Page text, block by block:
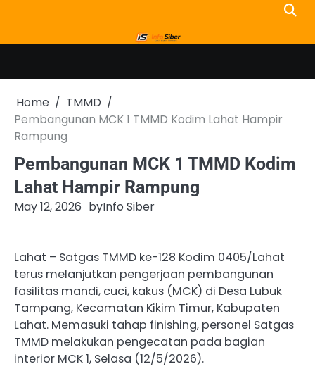
content
Home
TMMD
Pembangunan MCK 1 TMMD Kodim Lahat Hampir
Rampung
Pembangunan MCK 1 TMMD Kodim
Lahat Hampir Rampung
May 12, 2026 byInfo Siber
Lahat – Satgas TMMD ke-128 Kodim 0405/Lahat
terus melanjutkan pengerjaan pembangunan
fasilitas mandi, cuci, kakus (MCK) di Desa Lubuk
Tampang, Kecamatan Kikim Timur, Kabupaten
Lahat. Memasuki tahap finishing, personel Satgas
TMMD melakukan pengecatan pada bagian
interior MCK 1, Selasa (12/5/2026).